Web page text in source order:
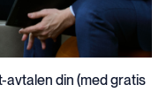
avtalen din (med gratis